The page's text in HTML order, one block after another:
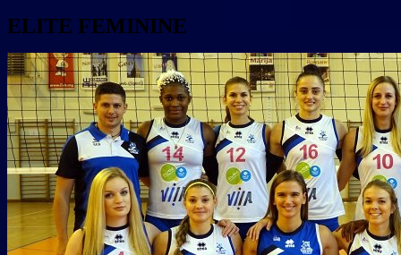
ELITE FEMININE